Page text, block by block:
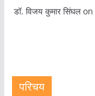
डॉ. विजय कुमार सिंघलon
परिचय